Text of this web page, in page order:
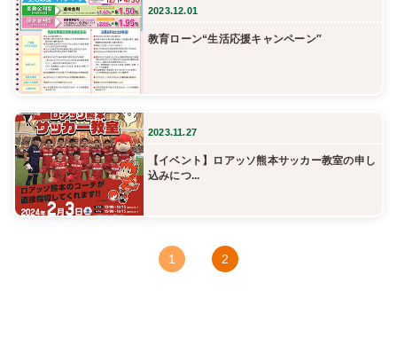
2023.12.01
教育ローン“生活応援キャンペーン″
2023.11.27
【イベント】ロアッソ熊本サッカー教室の申し
込みにつ...
1 2